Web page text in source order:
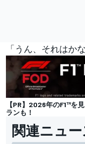
「うん、それはか
【PR】2026年のF1™を
ランも！
関連ニュー